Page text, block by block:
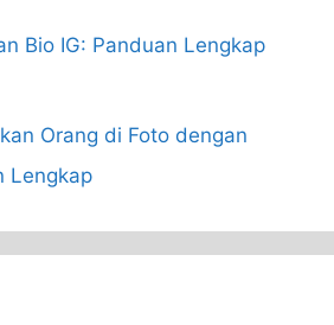
Bio IG: Panduan Lengkap
Orang di Foto dengan
Lengkap